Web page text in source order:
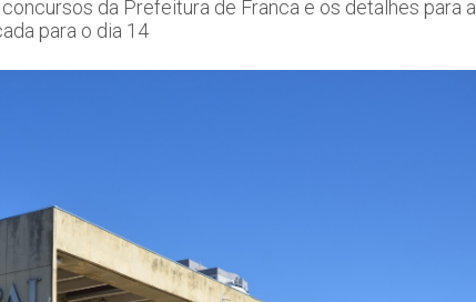
da Prefeitura de Franca e os detalhes para a
para o dia 14